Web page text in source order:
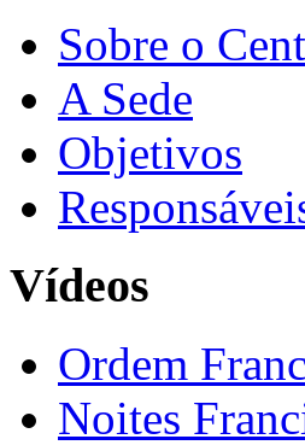
Sobre o
A Sede
Objetivos
Vídeos
Ordem
Noites